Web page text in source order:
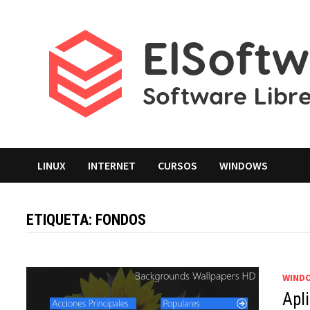
LINUX INTERNET CURSOS WINDOWS
ETIQUETA: FONDOS